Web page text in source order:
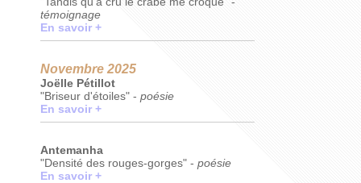
témoignage
En savoir +
Novembre 2025
Joëlle Pétillot
"Briseur d'étoiles" - poésie
En savoir +
Antemanha
"Densité des rouges-gorges" - poésie
En savoir +